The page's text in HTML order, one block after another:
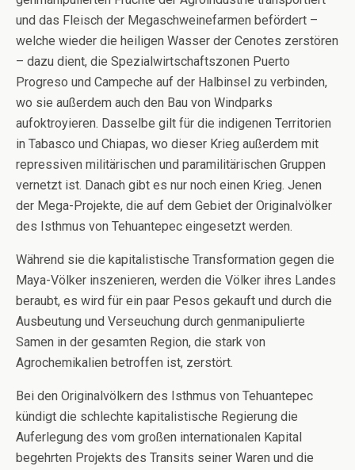
und das Fleisch der Megaschweinefarmen befördert –
welche wieder die heiligen Wasser der Cenotes zerstören
– dazu dient, die Spezialwirtschaftszonen Puerto
Progreso und Campeche auf der Halbinsel zu verbinden,
wo sie außerdem auch den Bau von Windparks
aufoktroyieren. Dasselbe gilt für die indigenen Territorien
in Tabasco und Chiapas, wo dieser Krieg außerdem mit
repressiven militärischen und paramilitärischen Gruppen
vernetzt ist. Danach gibt es nur noch einen Krieg. Jenen
der Mega-Projekte, die auf dem Gebiet der Originalvölker
des Isthmus von Tehuantepec eingesetzt werden.
Während sie die kapitalistische Transformation gegen die
Maya-Völker inszenieren, werden die Völker ihres Landes
beraubt, es wird für ein paar Pesos gekauft und durch die
Ausbeutung und Verseuchung durch genmanipulierte
Samen in der gesamten Region, die stark von
Agrochemikalien betroffen ist, zerstört.
Bei den Originalvölkern des Isthmus von Tehuantepec
kündigt die schlechte kapitalistische Regierung die
Auferlegung des vom großen internationalen Kapital
begehrten Projekts des Transits seiner Waren und die